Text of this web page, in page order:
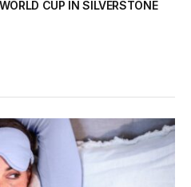
CUP IN SILVERSTONE